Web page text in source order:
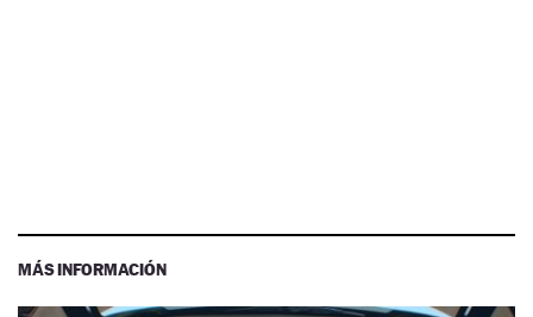
MÁS INFORMACIÓN